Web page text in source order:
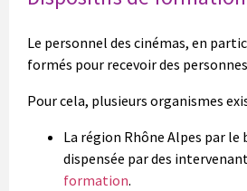
Le personnel des cinémas, en
formés pour recevoir des
Pour cela, plusieurs organismes
La région Rhône Alpes par
dispensée par des
formation.